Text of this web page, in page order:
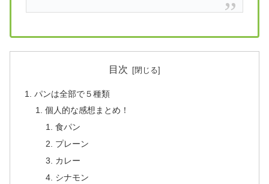
目次
パンは全部で５種類
個人的な感想まとめ！
食パン
プレーン
カレー
シナモン